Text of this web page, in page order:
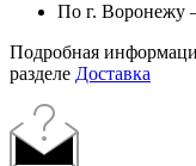
По г. Воронежу
Подробная
разделе Доставка